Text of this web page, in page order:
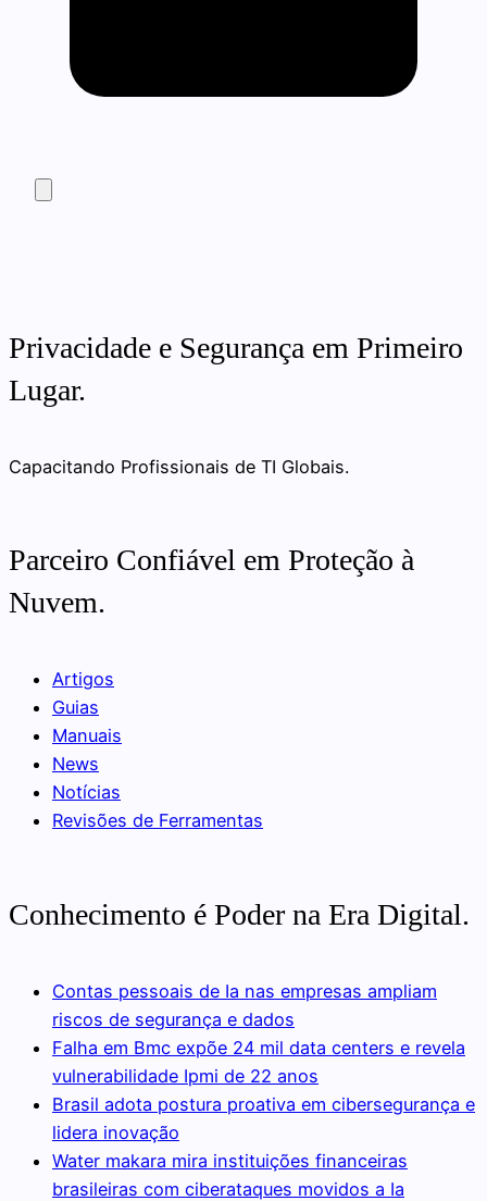
Privacidade e Segurança em Primeiro
Lugar.
Capacitando Profissionais de TI Globais.
Parceiro Confiável em Proteção à
Nuvem.
Artigos
Guias
Manuais
News
Notícias
Revisões de Ferramentas
Conhecimento é Poder na Era Digital.
Contas pessoais de Ia nas empresas ampliam
riscos de segurança e dados
Falha em Bmc expõe 24 mil data centers e revela
vulnerabilidade Ipmi de 22 anos
Brasil adota postura proativa em cibersegurança e
lidera inovação
Water makara mira instituições financeiras
brasileiras com ciberataques movidos a Ia